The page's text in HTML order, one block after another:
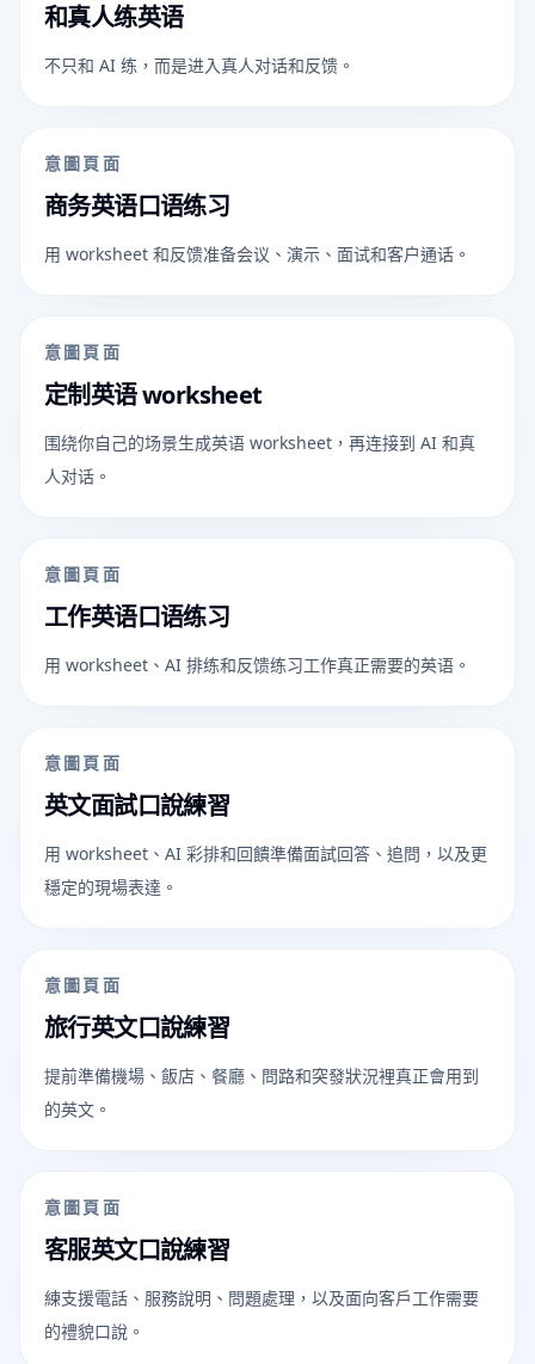
和真人练英语
不只和 AI 练，而是进入真人对话和反馈。
意圖頁面
商务英语口语练习
用 worksheet 和反馈准备会议、演示、面试和客户通话。
意圖頁面
定制英语 worksheet
围绕你自己的场景生成英语 worksheet，再连接到 AI 和真
人对话。
意圖頁面
工作英语口语练习
用 worksheet、AI 排练和反馈练习工作真正需要的英语。
意圖頁面
英文面試口說練習
用 worksheet、AI 彩排和回饋準備面試回答、追問，以及更
穩定的現場表達。
意圖頁面
旅行英文口說練習
提前準備機場、飯店、餐廳、問路和突發狀況裡真正會用到
的英文。
意圖頁面
客服英文口說練習
練支援電話、服務說明、問題處理，以及面向客戶工作需要
的禮貌口說。